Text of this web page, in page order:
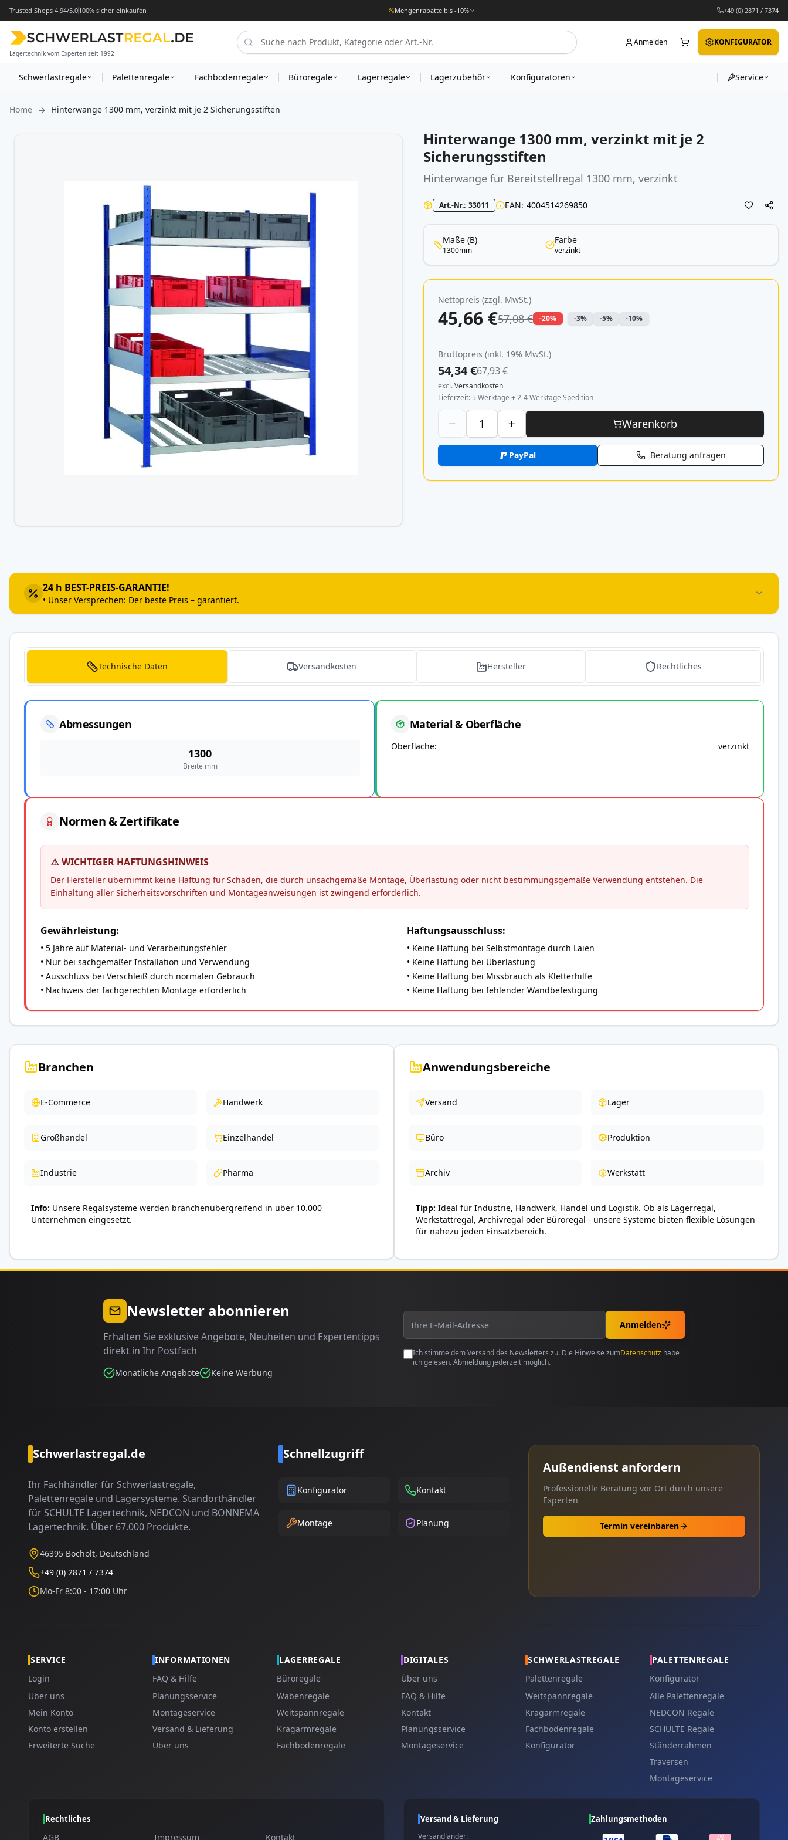
Trusted Shops 4.94/5.0100% sicher einkaufen Mengenrabatte bis -10% +49 (0) 2871 / 7374
Lagertechnik vom Experten seit 1992
Anmelden KONFIGURATOR
Schwerlastregale Fachbodenregale Büroregale Lagerregale Lagerzubehör
Palettenregale Konfiguratoren Service
Home Hinterwange 1300 mm, verzinkt mit je 2 Sicherungsstiften
Bildergalerie
springen
Hinterwange 1300 mm, verzinkt mit je 2
Sicherungsstiften
Hinterwange für Bereitstellregal 1300 mm, verzinkt
Art.-Nr. 33011 EAN 4004514269850
Maße (B)
1300mm
Farbe
verzinkt
Nettopreis (zzgl. MwSt.)
45,66 €57,08 € -20% -3% -5% -10%
Bruttopreis (inkl. 19% MwSt.)
54,34 €67,93 €
excl.Versandkosten
Lieferzeit 5 Werktage + 2-4 Werktage Spedition
Warenkorb
PayPal Beratung anfragen
24 h BEST-PREIS-GARANTIE!
• Unser Versprechen: Der beste Preis – garantiert.
Technische Daten Versandkosten Hersteller Rechtliches
Abmessungen
1300
Breite mm
Material & Oberfläche
Oberfläche verzinkt
Normen & Zertifikate
⚠️ WICHTIGER HAFTUNGSHINWEIS
Der Hersteller übernimmt keine Haftung für Schäden, die durch unsachgemäße Montage, Überlastung oder nicht bestimmungsgemäße Verwendung entstehen. Die
Einhaltung aller Sicherheitsvorschriften und Montageanweisungen ist zwingend erforderlich.
Gewährleistung:
• 5 Jahre auf Material- und Verarbeitungsfehler
• Nur bei sachgemäßer Installation und Verwendung
• Ausschluss bei Verschleiß durch normalen Gebrauch
• Nachweis der fachgerechten Montage erforderlich
Haftungsausschluss:
• Keine Haftung bei Selbstmontage durch Laien
• Keine Haftung bei Überlastung
• Keine Haftung bei Missbrauch als Kletterhilfe
• Keine Haftung bei fehlender Wandbefestigung
Branchen
E-Commerce Handwerk
Großhandel Einzelhandel
Industrie Pharma
Info Unsere Regalsysteme werden branchenübergreifend in über 10.000
Unternehmen eingesetzt.
Anwendungsbereiche
Versand Lager
Büro Produktion
Archiv Werkstatt
Tipp Ideal für Industrie, Handwerk, Handel und Logistik. Ob als Lagerregal,
Werkstattregal, Archivregal oder Büroregal - unsere Systeme bieten flexible Lösungen
für nahezu jeden Einsatzbereich.
Newsletter abonnieren
Erhalten Sie exklusive Angebote, Neuheiten und Expertentipps
direkt in Ihr Postfach
Monatliche Angebote Keine Werbung
Anmelden
Ich stimme dem Versand des Newsletters zu. Die Hinweise zumDatenschutz habe
ich gelesen. Abmeldung jederzeit möglich.
Schwerlastregal.de
Ihr Fachhändler für Schwerlastregale,
Palettenregale und Lagersysteme. Standorthändler
für SCHULTE Lagertechnik, NEDCON und BONNEMA
Lagertechnik. Über 67.000 Produkte.
46395 Bocholt, Deutschland
+49 (0) 2871 / 7374
Mo-Fr 8:00 - 17:00 Uhr
Schnellzugriff
Konfigurator Kontakt
Montage Planung
Außendienst anfordern
Professionelle Beratung vor Ort durch unsere
Experten
Termin vereinbaren
SERVICE
Login
Über uns
Mein Konto
Konto erstellen
Erweiterte Suche
INFORMATIONEN
FAQ & Hilfe
Planungsservice
Montageservice
Versand & Lieferung
Über uns
LAGERREGALE
Büroregale
Wabenregale
Weitspannregale
Kragarmregale
Fachbodenregale
DIGITALES
Über uns
FAQ & Hilfe
Kontakt
Planungsservice
Montageservice
SCHWERLASTREGALE
Palettenregale
Weitspannregale
Kragarmregale
Fachbodenregale
Konfigurator
PALETTENREGALE
Konfigurator
Alle Palettenregale
NEDCON Regale
SCHULTE Regale
Ständerrahmen
Traversen
Montageservice
Rechtliches
AGB Impressum Kontakt
Versand & Lieferung
Versandländer:
Zahlungsmethoden